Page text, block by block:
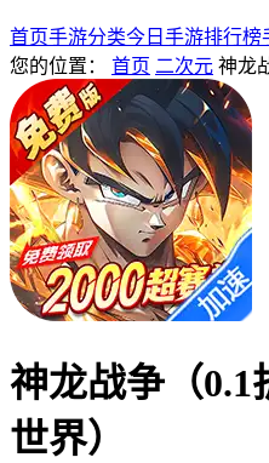
首页手游分类今日手游排行榜
您的位置：
首页 二次元 神龙
神龙战争（0.1
世界）